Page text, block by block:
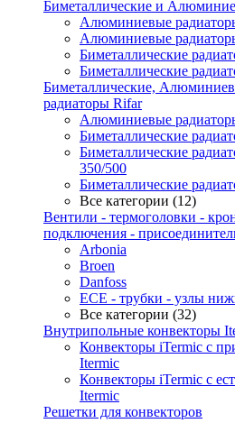
Биметаллические и
Алюминиевые
Алюминиевые
Биметаллические
Биметаллические
Биметаллические,
радиаторы Rifar
Алюминиевые
Биметаллические
Биметаллические
350/500
Биметаллические
Все категории (12)
Вентили - термоголовки -
подключения -
Arbonia
Broen
Danfoss
ECE - трубки - узлы
Все категории (32)
Внутрипольные конвекторы
Конвекторы iTermic c
Itermic
Конвекторы iTermic с
Itermic
Решетки для конвекторов